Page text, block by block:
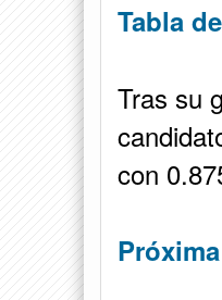
Tabla
Tras su
con